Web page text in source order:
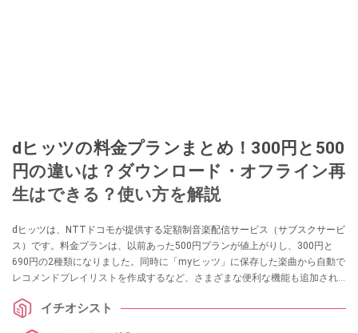
dヒッツの料金プランまとめ！300円と500
円の違いは？ダウンロード・オフライン再
生はできる？使い方を解説
dヒッツは、NTTドコモが提供する定額制音楽配信サービス（サブスクサービ
ス）です。料金プランは、以前あった500円プランが値上がりし、300円と
690円の2種類になりました。同時に「myヒッツ」に保存した楽曲から自動で
レコメンドプレイリストを作成するなど、さまざまな便利な機能も追加され
能の違い、オフライン再生のやり方、登録・解約手順などをまとめました。
イチオシスト